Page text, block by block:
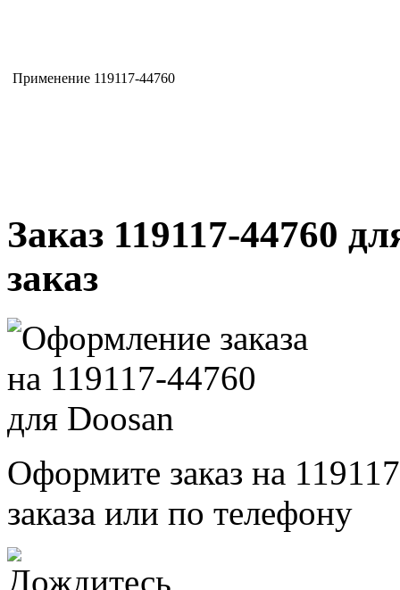
Применение 119117-44760
Заказ 119117-44760
заказ
Оформите заказ на
заказа или по телефону